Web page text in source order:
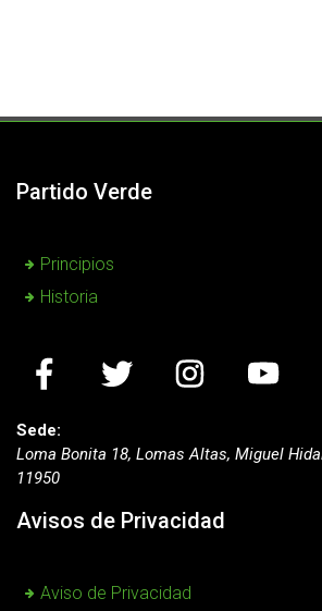
Partido Verde
Principios
Historia
Sede:
Loma Bonita 18, Lomas Altas, Miguel
11950
Avisos de Privacidad
Aviso de Privacidad